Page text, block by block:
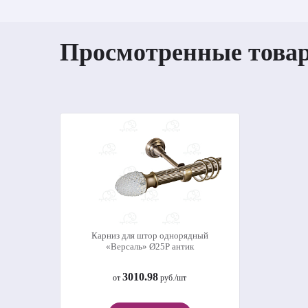
Просмотренные
Карниз для штор однорядный
«Версаль» Ø25Р антик
от3010.98 руб./шт